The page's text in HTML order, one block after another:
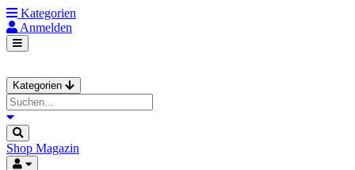
Kategorien
Anmelden
Kategorien
Shop Magazin